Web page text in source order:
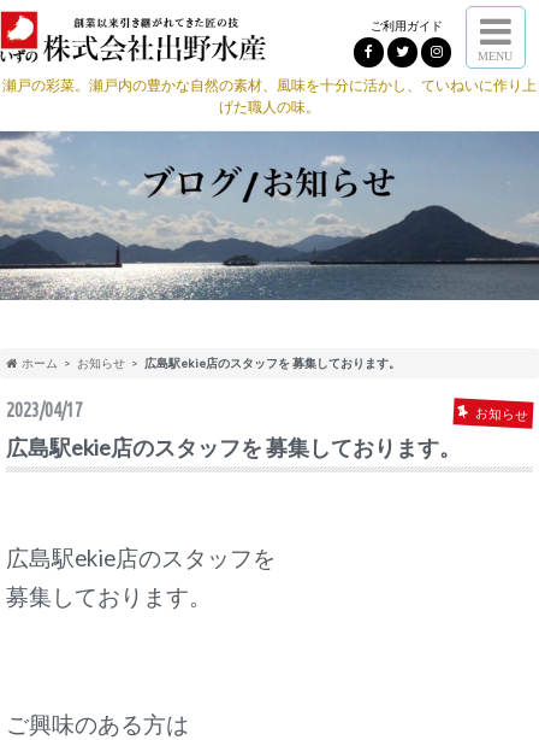
ご利用ガイド
MENU
瀬戸の彩菜。瀬戸内の豊かな自然の素材、風味を十分に活かし、ていねいに作り上
げた職人の味。
ホーム お知らせ 広島駅ekie店のスタッフを 募集しております。
2023/04/17 お知らせ
広島駅ekie店のスタッフを 募集しております。
広島駅ekie店のスタッフを
募集しております。
ご興味のある方は